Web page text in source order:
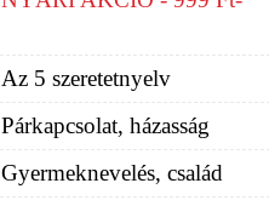
Az 5 szeretetnyelv
Párkapcsolat, házasság
Gyermeknevelés, család